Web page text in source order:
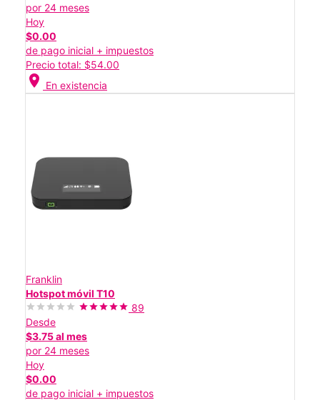
por 24 meses
Hoy
$0.00
de pago inicial + impuestos
Precio total: $54.00
location_on En existencia
Franklin
Hotspot móvil T10
89
Desde
$3.75 al mes
por 24 meses
Hoy
$0.00
de pago inicial + impuestos